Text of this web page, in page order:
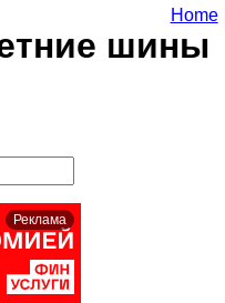
шины
Home
Реклама